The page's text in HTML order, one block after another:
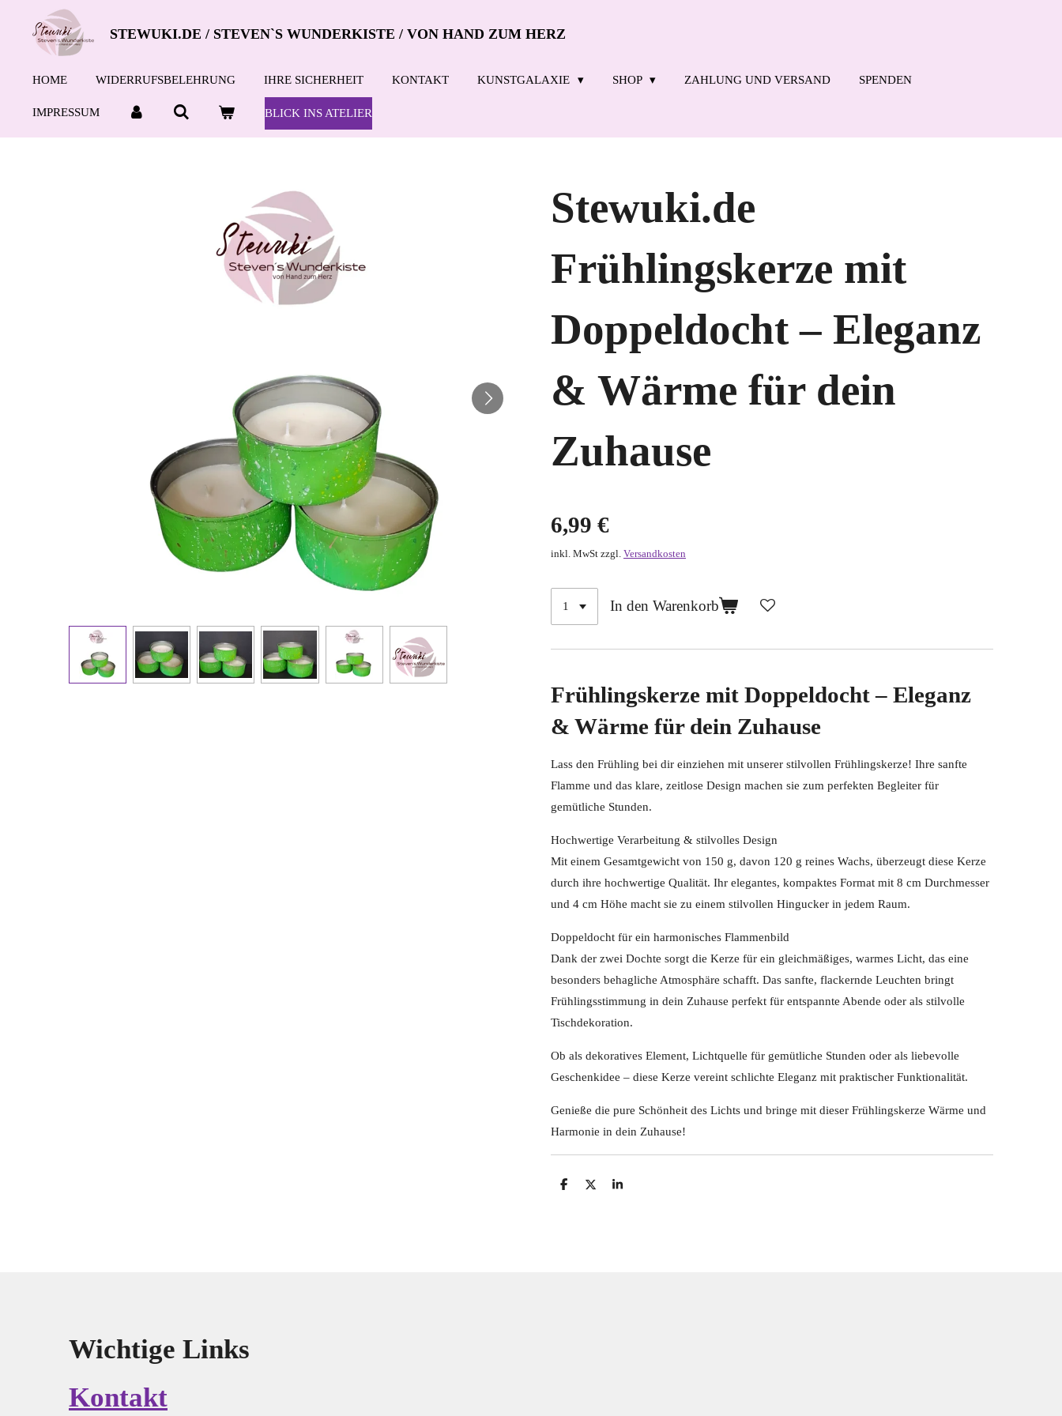
Hauptinhalt
STEWUKI.DE / STEVEN`S WUNDERKISTE / VON HAND ZUM HERZ
HOME WIDERRUFSBELEHRUNG IHRE SICHERHEIT KONTAKT KUNSTGALAXIE SHOP ZAHLUNG UND VERSAND SPENDEN
IMPRESSUM BLICK INS ATELIER
Stewuki.de
Frühlingskerze mit
Doppeldocht – Eleganz
& Wärme für dein
Zuhause
6,99 €
inkl. MwSt zzgl. Versandkosten
In den Warenkorb
Frühlingskerze mit Doppeldocht – Eleganz
& Wärme für dein Zuhause
Lass den Frühling bei dir einziehen mit unserer stilvollen Frühlingskerze! Ihre sanfte
Flamme und das klare, zeitlose Design machen sie zum perfekten Begleiter für
gemütliche Stunden.
Hochwertige Verarbeitung & stilvolles Design
Mit einem Gesamtgewicht von 150 g, davon 120 g reines Wachs, überzeugt diese Kerze
durch ihre hochwertige Qualität. Ihr elegantes, kompaktes Format mit 8 cm Durchmesser
und 4 cm Höhe macht sie zu einem stilvollen Hingucker in jedem Raum.
Doppeldocht für ein harmonisches Flammenbild
Dank der zwei Dochte sorgt die Kerze für ein gleichmäßiges, warmes Licht, das eine
besonders behagliche Atmosphäre schafft. Das sanfte, flackernde Leuchten bringt
Frühlingsstimmung in dein Zuhause perfekt für entspannte Abende oder als stilvolle
Tischdekoration.
Ob als dekoratives Element, Lichtquelle für gemütliche Stunden oder als liebevolle
Geschenkidee – diese Kerze vereint schlichte Eleganz mit praktischer Funktionalität.
Genieße die pure Schönheit des Lichts und bringe mit dieser Frühlingskerze Wärme und
Harmonie in dein Zuhause!
T
T
T
Wichtige Links
Kontakt